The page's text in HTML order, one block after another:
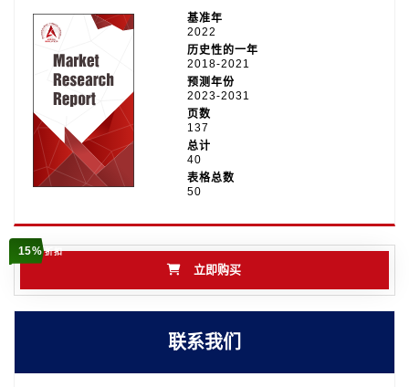
基准年
2022
历史性的一年
2018-2021
预测年份
2023-2031
页数
137
总计
40
表格总数
50
15%折扣
立即购买
联系我们